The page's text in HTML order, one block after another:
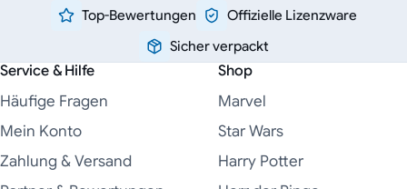
Top-Bewertungen
Offizielle Lizenzware
Sicher verpackt
Service & Hilfe
Häufige Fragen
Mein Konto
Zahlung & Versand
Shop
Marvel
Star Wars
Harry Potter